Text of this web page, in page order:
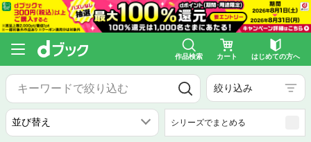
作品検索 カート はじめての方へ
絞り込み
シリーズでまとめる